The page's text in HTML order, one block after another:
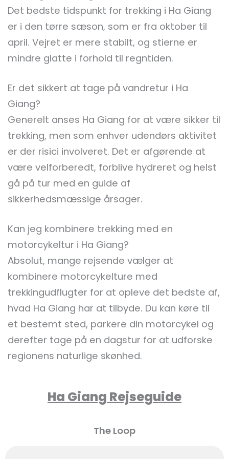
Det bedste tidspunkt for trekking i Ha Giang
er i den tørre sæson, som er fra oktober til
april. Vejret er mere stabilt, og stierne er
mindre glatte i forhold til regntiden.
Er det sikkert at tage på vandretur i Ha
Giang?
Generelt anses Ha Giang for at være sikker til
trekking, men som enhver udendørs aktivitet
er der risici involveret. Det er afgørende at
være velforberedt, forblive hydreret og helst
gå på tur med en guide af
sikkerhedsmæssige årsager.
Kan jeg kombinere trekking med en
motorcykeltur i Ha Giang?
Absolut, mange rejsende vælger at
kombinere motorcykelture med
trekkingudflugter for at opleve det bedste af,
hvad Ha Giang har at tilbyde. Du kan køre til
et bestemt sted, parkere din motorcykel og
derefter tage på en dagstur for at udforske
regionens naturlige skønhed.
Ha Giang Rejseguide
The Loop